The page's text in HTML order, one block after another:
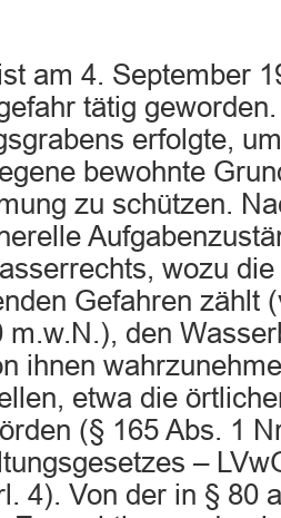
am 4. September
tätig
erfolgte,
bewohnte
zu schützen.
wozu
Gefahren zählt
m.w.N.), den
ihnen
etwa die
(§ 165 Abs. 1
–
4). Von der in § 80